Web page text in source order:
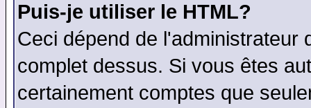
Puis-je utiliser le HTML?
Ceci dépend de l'administrateur
complet dessus. Si vous êtes
certainement comptes que